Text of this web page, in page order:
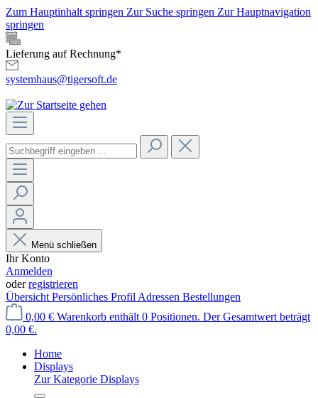
Zum Hauptinhalt springen Zur Suche springen Zur Hauptnavigation
springen
Lieferung auf Rechnung*
systemhaus@tigersoft.de
Menü schließen
Ihr Konto
Anmelden
oderregistrieren
Übersicht Persönliches Profil Adressen Bestellungen
0,00 € Warenkorb enthält 0 Positionen. Der Gesamtwert beträgt
0,00 €.
Home
Displays
Zur Kategorie Displays